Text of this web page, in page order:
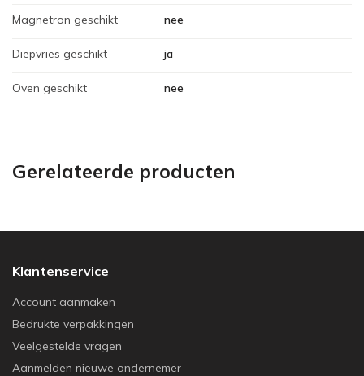
Magnetron geschikt nee
Diepvries geschikt ja
Oven geschikt nee
Gerelateerde producten
Klantenservice
Account aanmaken
Bedrukte verpakkingen
Veelgestelde vragen
Aanmelden nieuwe ondernemer